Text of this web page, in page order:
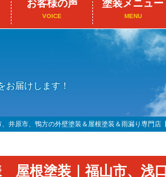
お客様の声
VOICE
塗装メニュー
MENU
お届けします！
原市、鴨方の外壁塗装＆屋根塗装＆雨漏り専門店【
屋根塗装｜福山市、浅